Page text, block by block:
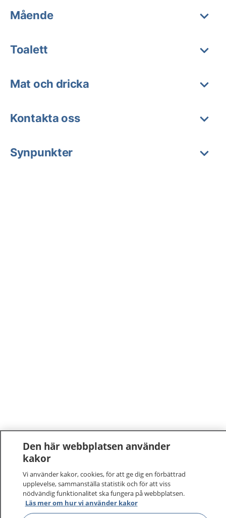
Mående
Toalett
Mat och dricka
Kontakta oss
Synpunkter
1177 –tryggt om din hälsa och vård
Den här webbplatsen använder
kakor
Vi använder kakor, cookies, för att ge dig en förbättrad
upplevelse, sammanställa statistik och för att viss
nödvändig funktionalitet ska fungera på webbplatsen.
Läs mer om hur vi använder kakor